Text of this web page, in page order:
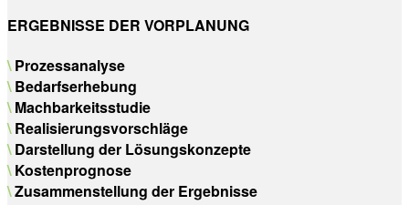
ERGEBNISSE DER VORPLANUNG
\Prozessanalyse
\Bedarfserhebung
\Machbarkeitsstudie
\Realisierungsvorschläge
\Darstellung der Lösungskonzepte
\Kostenprognose
\Zusammenstellung der Ergebnisse